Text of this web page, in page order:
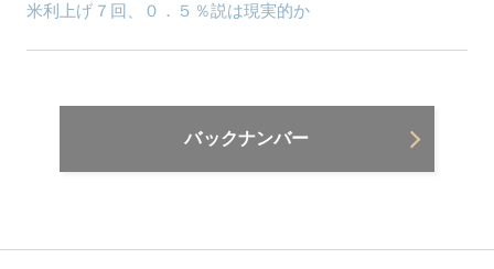
米利上げ７回、０．５％説は現実的か
バックナンバー